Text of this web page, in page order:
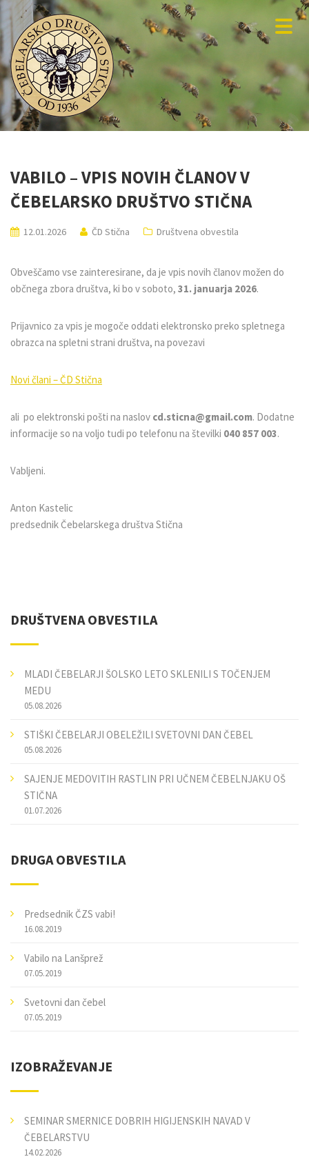
VABILO – VPIS NOVIH ČLANOV V
ČEBELARSKO DRUŠTVO STIČNA
12.01.2026 ČD Stična Društvena obvestila
Obveščamo vse zainteresirane, da je vpis novih članov možen do
občnega zbora društva, ki bo v soboto, 31. januarja 2026.
Prijavnico za vpis je mogoče oddati elektronsko preko spletnega
obrazca na spletni strani društva, na povezavi
Novi člani – ČD Stična
ali po elektronski pošti na naslov cd.sticna@gmail.com. Dodatne
informacije so na voljo tudi po telefonu na številki 040 857 003.
Vabljeni.
Anton Kastelic
predsednik Čebelarskega društva Stična
DRUŠTVENA OBVESTILA
MLADI ČEBELARJI ŠOLSKO LETO SKLENILI S TOČENJEM
MEDU
05.08.2026
STIŠKI ČEBELARJI OBELEŽILI SVETOVNI DAN ČEBEL
05.08.2026
SAJENJE MEDOVITIH RASTLIN PRI UČNEM ČEBELNJAKU OŠ
STIČNA
01.07.2026
DRUGA OBVESTILA
Predsednik ČZS vabi!
16.08.2019
Vabilo na Lanšprež
07.05.2019
Svetovni dan čebel
07.05.2019
IZOBRAŽEVANJE
SEMINAR SMERNICE DOBRIH HIGIJENSKIH NAVAD V
ČEBELARSTVU
14.02.2026